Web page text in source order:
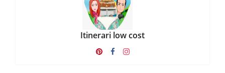
Itinerari low cost